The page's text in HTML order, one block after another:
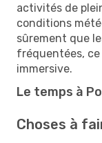
activités de
conditions
sûrement que
fréquentées,
immersive.
Le temps à
Choses à